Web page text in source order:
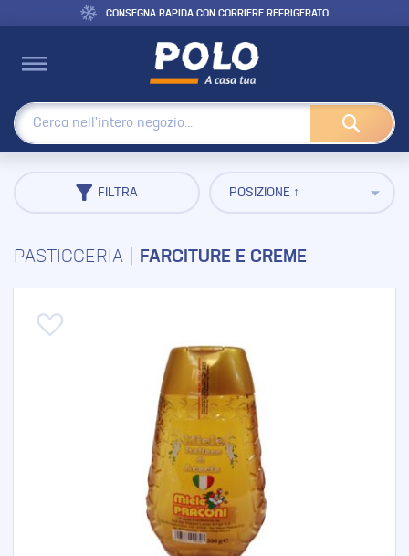
CONSEGNA RAPIDA CON CORRIERE REFRIGERATO
Cerca
PASTICCERIA FARCITURE E CREME
FILTRA